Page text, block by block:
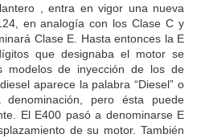
, entra en vigor una nueva
en analogía con los Clase C y
Clase E. Hasta entonces la E
que designaba el motor se
modelos de inyección de los de
aparece la palabra “Diesel” o
pero ésta puede
El E400 pasó a denominarse E
de su motor. También